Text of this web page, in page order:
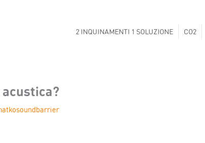
2 INQUINAMENTI 1 SOLUZIONE CO2
acustica?